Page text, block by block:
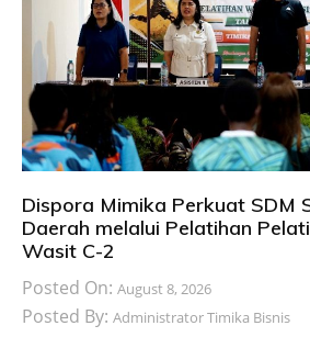
Dispora Mimika Perkuat SDM
Daerah melalui Pelatihan
Wasit C-2
Posted On: August 8, 2026
Posted By: Administrator Timika Bisnis